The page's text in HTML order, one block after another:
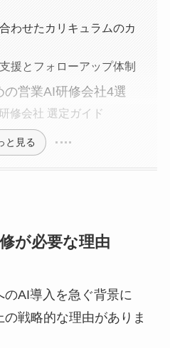
わせたカリキュラムのカ
援とフォローアップ体制
の営業AI研修会社4選
修会社 選定ガイド
と見る
が必要な理由
AI導入を急ぐ背景に
戦略的な理由がありま